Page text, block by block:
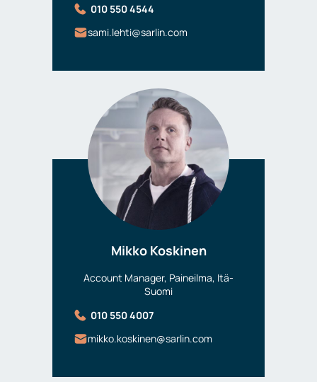
010 550 4544
sami.lehti@sarlin.com
Mikko Koskinen
Account Manager, Paineilma, Itä-
Suomi
010 550 4007
mikko.koskinen@sarlin.com